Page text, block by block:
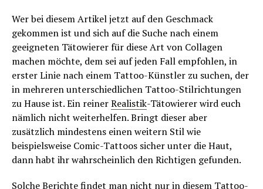
Wer bei diesem Artikel jetzt auf den Geschmack
gekommen ist und sich auf die Suche nach einem
geeigneten Tätowierer für diese Art von Collagen
machen möchte, dem sei auf jeden Fall empfohlen, in
erster Linie nach einem Tattoo-Künstler zu suchen, der
in mehreren unterschiedlichen Tattoo-Stilrichtungen
zu Hause ist. Ein reinerRealistik-Tätowierer wird euch
nämlich nicht weiterhelfen. Bringt dieser aber
zusätzlich mindestens einen weitern Stil wie
beispielsweise Comic-Tattoos sicher unter die Haut,
dann habt ihr wahrscheinlich den Richtigen gefunden.
Solche Berichte findet man nicht nur in diesem Tattoo-